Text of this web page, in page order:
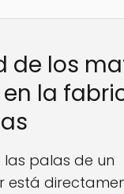
de los
la
palas de un
está